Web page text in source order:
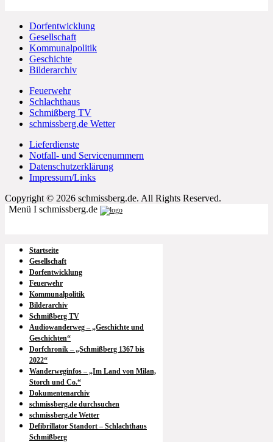
Dorfentwicklung
Gesellschaft
Kommunalpolitik
Geschichte
Bilderarchiv
Feuerwehr
Schlachthaus
Schmißberg TV
schmissberg.de Wetter
Lieferdienste
Notfall- und Servicenummern
Datenschutzerklärung
Impressum/Links
Copyright © 2026 schmissberg.de. All Rights Reserved.
Menü I schmissberg.de
Startseite
Gesellschaft
Dorfentwicklung
Feuerwehr
Kommunalpolitik
Bilderarchiv
Schmißberg TV
Audiowanderweg – „Geschichte und
Geschichten“
Dorfchronik – „Schmißberg 1367 bis
2022“
Wanderweginfos – „Im Land von Milan,
Storch und Co.“
Dokumentenarchiv
schmissberg.de durchsuchen
schmissberg.de Wetter
Defibrillator Standort – Schlachthaus
Schmißberg